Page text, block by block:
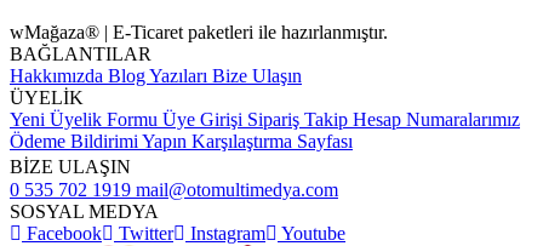
wMağaza® | E-Ticaret paketleri ile hazırlanmıştır.
BAĞLANTILAR
Hakkımızda Blog Yazıları Bize Ulaşın
ÜYELİK
Yeni Üyelik Formu Üye Girişi Sipariş Takip Hesap Numaralarımız
Ödeme Bildirimi Yapın Karşılaştırma Sayfası
BİZE ULAŞIN
0 535 702 1919 mail@otomultimedya.com
SOSYAL MEDYA
Facebook
Twitter Instagram Youtube